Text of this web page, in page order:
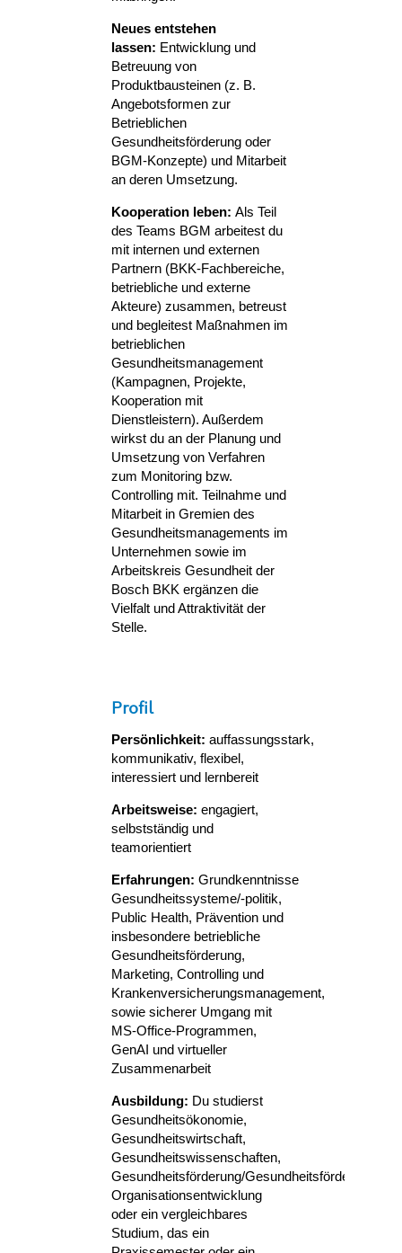
Neues entstehen
lassen: Entwicklung und
Betreuung von
Produktbausteinen (z. B.
Angebotsformen zur
Betrieblichen
Gesundheitsförderung oder
BGM-Konzepte) und Mitarbeit
an deren Umsetzung.
Kooperation leben: Als Teil
des Teams BGM arbeitest du
mit internen und externen
Partnern (BKK-Fachbereiche,
betriebliche und externe
Akteure) zusammen, betreust
und begleitest Maßnahmen im
betrieblichen
Gesundheitsmanagement
(Kampagnen, Projekte,
Kooperation mit
Dienstleistern). Außerdem
wirkst du an der Planung und
Umsetzung von Verfahren
zum Monitoring bzw.
Controlling mit. Teilnahme und
Mitarbeit in Gremien des
Gesundheitsmanagements im
Unternehmen sowie im
Arbeitskreis Gesundheit der
Bosch BKK ergänzen die
Vielfalt und Attraktivität der
Stelle.
Profil
Persönlichkeit: auffassungsstark,
kommunikativ, flexibel,
interessiert und lernbereit
Arbeitsweise: engagiert,
selbstständig und
teamorientiert
Erfahrungen: Grundkenntnisse
Gesundheitssysteme/-politik,
Public Health, Prävention und
insbesondere betriebliche
Gesundheitsförderung,
Marketing, Controlling und
Krankenversicherungsmanagement,
sowie sicherer Umgang mit
MS-Office-Programmen,
GenAI und virtueller
Zusammenarbeit
Ausbildung: Du studierst
Gesundheitsökonomie,
Gesundheitswirtschaft,
Gesundheitswissenschaften,
Gesundheitsförderung/Gesundheitsfördernde
Organisationsentwicklung
oder ein vergleichbares
Studium, das ein